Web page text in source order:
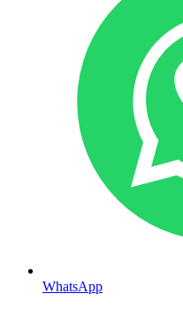
WhatsApp